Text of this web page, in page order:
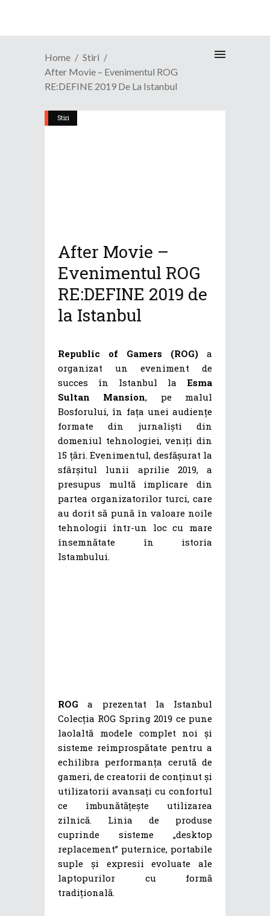
Home
Stiri
After Movie – Evenimentul ROG
RE:DEFINE 2019 De La Istanbul
Stiri
After Movie –
Evenimentul ROG
RE:DEFINE 2019 de
la Istanbul
Republic of Gamers (ROG) a
organizat un eveniment de
succes în Istanbul la Esma
Sultan Mansion, pe malul
Bosforului, în fața unei audiențe
formate din jurnaliști din
domeniul tehnologiei, veniți din
15 țări. Evenimentul, desfășurat la
sfârșitul lunii aprilie 2019, a
presupus multă implicare din
partea organizatorilor turci, care
au dorit să pună în valoare noile
tehnologii într-un loc cu mare
însemnătate în istoria
Istambului.
ROG a prezentat la Istanbul
Colecția ROG Spring 2019 ce pune
laolaltă modele complet noi și
sisteme reîmprospătate pentru a
echilibra performanța cerută de
gameri, de creatorii de conținut și
utilizatorii avansați cu confortul
ce îmbunătățește utilizarea
zilnică. Linia de produse
cuprinde sisteme „desktop
replacement” puternice, portabile
suple și expresii evoluate ale
laptopurilor cu formă
tradițională.